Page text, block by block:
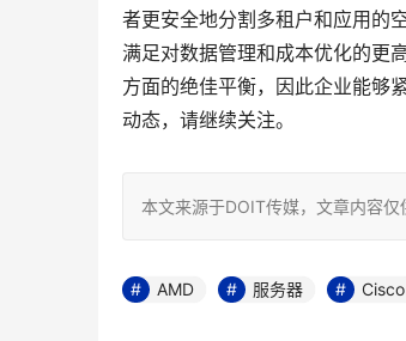
者更安全地分割多租户和应用的
满足对数据管理和成本优化的更
方面的绝佳平衡，因此企业能够
动态，请继续关注。
本文来源于DOIT传媒，文章内容仅
AMD 服务器 Cisco